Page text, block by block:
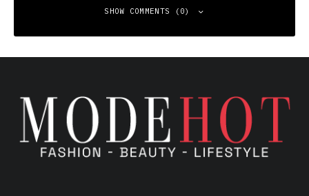
SHOW COMMENTS (0)
Your email address will not be published.
Required fields
are marked*
Comment*